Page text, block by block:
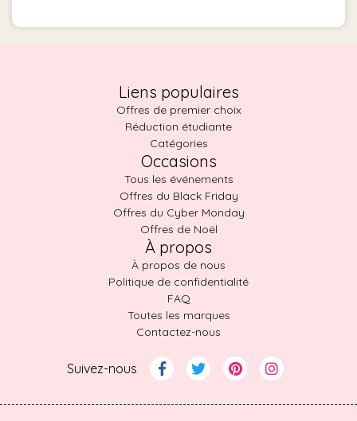
Liens populaires
Offres de premier choix
Réduction étudiante
Catégories
Occasions
Tous les événements
Offres du Black Friday
Offres du Cyber Monday
Offres de Noël
À propos
À propos de nous
Politique de confidentialité
FAQ
Toutes les marques
Contactez-nous
Suivez-nous